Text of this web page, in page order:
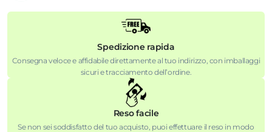
Spedizione rapida
Consegna veloce e affidabile direttamente al tuo indirizzo, con imballaggi
sicuri e tracciamento dell’ordine.
Reso facile
Se non sei soddisfatto del tuo acquisto, puoi effettuare il reso in modo